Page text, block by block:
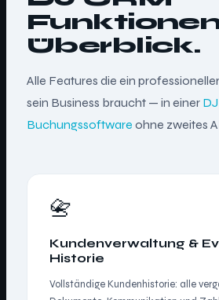
Überblick.
Alle Features die ein
sein Business braucht — in einer DJ
Buchungssoftware ohne zweites
📇
Kundenverwaltung &
Historie
Vollständige Kundenhistorie: alle